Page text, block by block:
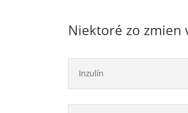
Niektoré zo zmien
Inzulín